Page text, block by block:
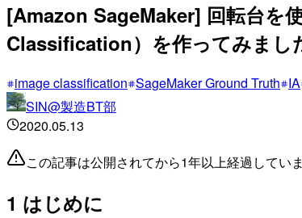
[Amazon SageMaker] 回転台を
Classification）を作ってみまし
image classification SageMaker Ground Truth IA
SIN@製造BT部
2020.05.13
この記事は公開されてから1年以上経過してい
1 はじめに